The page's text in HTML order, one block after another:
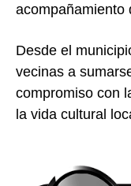
acompañamiento
Desde el
vecinas a
compromiso con
la vida cultural